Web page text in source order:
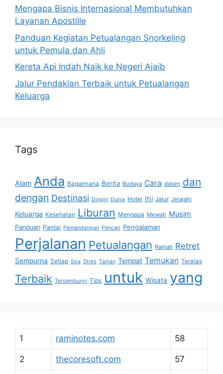
Mengapa Bisnis Internasional Membutuhkan
Layanan Apostille
Panduan Kegiatan Petualangan Snorkeling
untuk Pemula dan Ahli
Kereta Api Indah Naik ke Negeri Ajaib
Jalur Pendakian Terbaik untuk Petualangan
Keluarga
Tags
Alam Anda Bagaimana Berita Budaya Cara dalam dan
dengan Destinasi Dingin Dunia Hotel Ini Jalur Jelajahi
Keluarga Kesehatan Liburan Mengapa Mewah Musim
Panduan Pantai Pemandangan Pencari Pengalaman
Perjalanan Petualangan Ramah Retret
Sempurna Setiap Spa Stres Taman Tempat Temukan Teratas
Terbaik Tersembunyi Tips untuk Wisata yang
1 raminotes.com 58
2 thecoresoft.com 57